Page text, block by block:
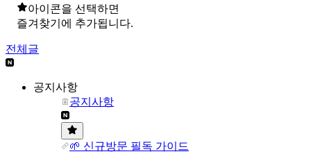
아이콘을 선택하면
즐겨찾기에 추가됩니다.
전체글
공지사항
공지사항
🌱 신규방문 필독 가이드